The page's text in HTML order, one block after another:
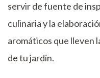
servir de fuente de
culinaria y la
aromáticos que lleven
de tu jardín.